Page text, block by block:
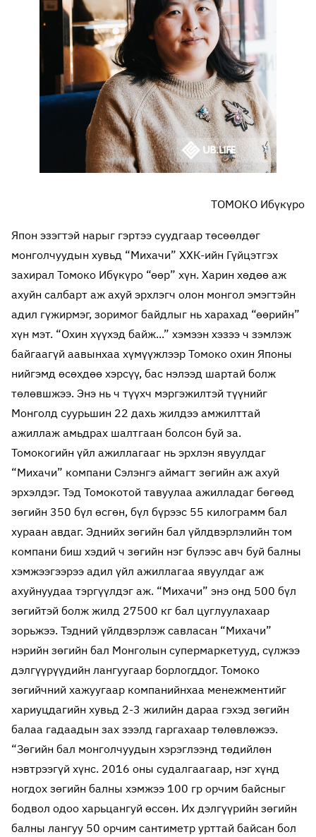
ТОМОКО Ибүкүро
Япон эзэгтэй нарыг гэртээ суудгаар төсөөлдөг
монголчуудын хувьд “Михачи” ХХК-ийн Гүйцэтгэх
захирал Томоко Ибүкүро “өөр” хүн. Харин хөдөө аж
ахуйн салбарт аж ахуй эрхлэгч олон монгол эмэгтэйн
адил гүжирмэг, зоримог байдлыг нь харахад “өөрийн”
хүн мэт. “Охин хүүхэд байж...” хэмээн хэзээ ч зэмлэж
байгаагүй аавынхаа хүмүүжлээр Томоко охин Японы
нийгэмд өсөхдөө хэрсүү, бас нэлээд шартай болж
төлөвшжээ. Энэ нь ч түүхч мэргэжилтэй түүнийг
Монголд суурьшин 22 дахь жилдээ амжилттай
ажиллаж амьдрах шалтгаан болсон буй за.
Томокогийн үйл ажиллагааг нь эрхлэн явуулдаг
“Михачи” компани Сэлэнгэ аймагт зөгийн аж ахуй
эрхэлдэг. Тэд Томокотой тавуулаа ажилладаг бөгөөд
зөгийн 350 бүл өсгөн, бүл бүрээс 55 килограмм бал
хураан авдаг. Эднийх зөгийн бал үйлдвэрлэлийн том
компани биш хэдий ч зөгийн нэг бүлээс авч буй балны
хэмжээгээрээ адил үйл ажиллагаа явуулдаг аж
ахуйнуудаа тэргүүлдэг аж. “Михачи” энэ онд 500 бүл
зөгийтэй болж жилд 27500 кг бал цуглуулахаар
зорьжээ. Тэдний үйлдвэрлэж савласан “Михачи”
нэрийн зөгийн бал Монголын супермаркетууд, сүлжээ
дэлгүүрүүдийн лангуугаар борлогддог. Томоко
зөгийчний хажуугаар компанийнхаа менежментийг
хариуцдагийн хувьд 2-3 жилийн дараа гэхэд зөгийн
балаа гадаадын зах зээлд гаргахаар төлөвлөжээ.
“Зөгийн бал монголчуудын хэрэглээнд төдийлөн
нэвтрээгүй хүнс. 2016 оны судалгаагаар, нэг хүнд
ногдох зөгийн балны хэмжээ 100 гр орчим байсныг
бодвол одоо харьцангуй өссөн. Их дэлгүүрийн зөгийн
балны лангуу 50 орчим сантиметр урттай байсан бол